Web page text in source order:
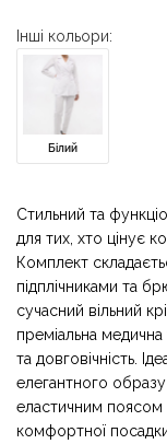
Інші кольори:
Білий
Стильний та
для тих, хто цінує
Комплект
підплічниками та
сучасний вільний
преміальна медична
та довговічність.
елегантного
еластичним поясом
комфортної